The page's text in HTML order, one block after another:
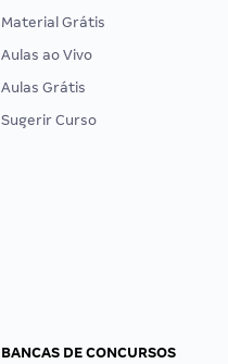
Material Grátis
Aulas ao Vivo
Aulas Grátis
Sugerir Curso
BANCAS DE CONCURSOS